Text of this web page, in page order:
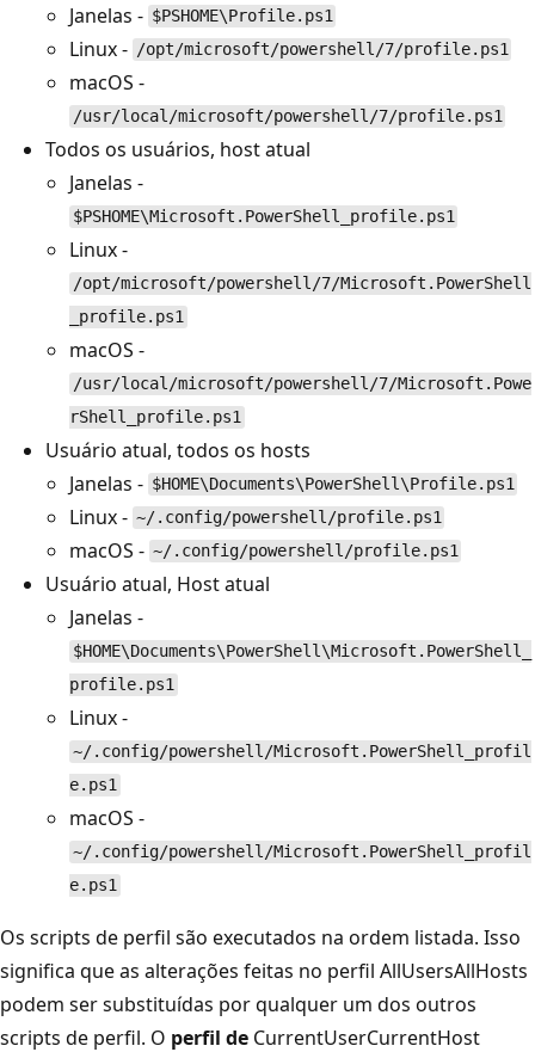
Janelas - $PSHOME\Profile.ps1
Linux - /opt/microsoft/powershell/7/profile.ps1
macOS -
/usr/local/microsoft/powershell/7/profile.ps1
Todos os usuários, host atual
Janelas -
$PSHOME\Microsoft.PowerShell_profile.ps1
Linux -
/opt/microsoft/powershell/7/Microsoft.PowerShell
_profile.ps1
macOS -
/usr/local/microsoft/powershell/7/Microsoft.Powe
rShell_profile.ps1
Usuário atual, todos os hosts
Janelas - $HOME\Documents\PowerShell\Profile.ps1
Linux - ~/.config/powershell/profile.ps1
macOS - ~/.config/powershell/profile.ps1
Usuário atual, Host atual
Janelas -
$HOME\Documents\PowerShell\Microsoft.PowerShell_
profile.ps1
Linux -
~/.config/powershell/Microsoft.PowerShell_profil
e.ps1
macOS -
~/.config/powershell/Microsoft.PowerShell_profil
e.ps1
Os scripts de perfil são executados na ordem listada. Isso
significa que as alterações feitas no perfil AllUsersAllHosts
podem ser substituídas por qualquer um dos outros
scripts de perfil. O perfil de CurrentUserCurrentHost